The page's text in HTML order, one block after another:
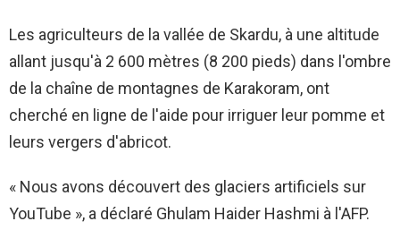
Les agriculteurs de la vallée de Skardu, à une altitude
allant jusqu'à 2 600 mètres (8 200 pieds) dans l'ombre
de la chaîne de montagnes de Karakoram, ont
cherché en ligne de l'aide pour irriguer leur pomme et
leurs vergers d'abricot.
« Nous avons découvert des glaciers artificiels sur
YouTube », a déclaré Ghulam Haider Hashmi à l'AFP.